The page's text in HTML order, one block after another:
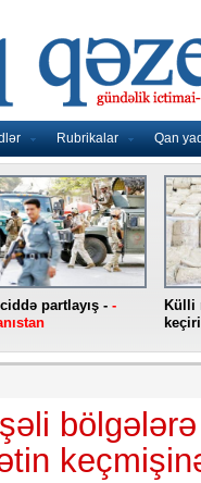
Rubrikalar Qan
partlayış - -
Külli